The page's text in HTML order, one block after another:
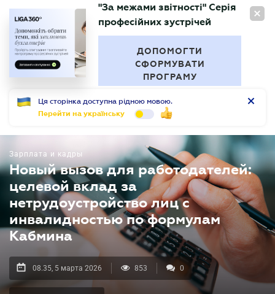
RU
БУХГАЛТЕР
"За межами звітності" Серія
професійних зустрічей
ДОПОМОГТИ
СФОРМУВАТИ
ПРОГРАМУ
Ця сторінка доступна рідною мовою.
Перейти на українську
Зарплата и кадры
Новый вызов для работодателей:
целевой вклад за
нетрудоустройство лиц с
инвалидностью по формулам
Кабмина
08.35, 5 марта 2026 853 0